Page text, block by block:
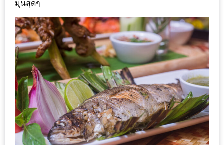
เชียงใหม่
งบ
ไม่
บาน
ปลาย
อิ่ม
ชิ
ลล์
ไม่
เกิน
มุนสุดๆ